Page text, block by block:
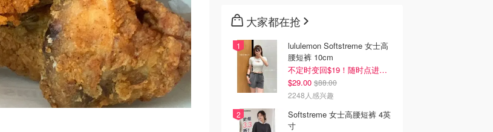
大家都在抢
lululemon Softstreme 女士高
腰短裤 10cm
不定时变回$19！随时点进来看
$29.00 $88.00
2248人感兴趣
Softstreme 女士高腰短裤 4英
寸